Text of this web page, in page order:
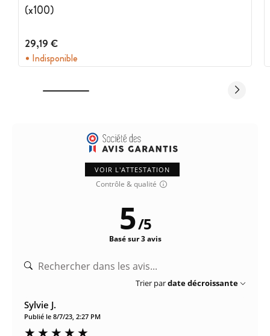
(x100)
29,19 €
Indisponible
VOIR L'ATTESTATION
Contrôle & qualité
5/5
Basé sur 3 avis
Trier pardate décroissante
Sylvie J.
Publié le 8/7/23, 2:27 PM